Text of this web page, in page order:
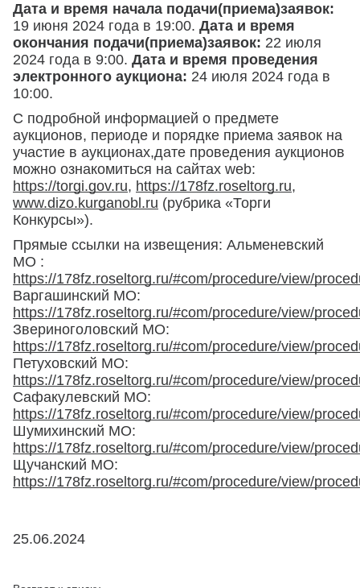
Дата и время начала подачи(приема)заявок:
19 июня 2024 года в 19:00. Дата и время
окончания подачи(приема)заявок: 22 июля
2024 года в 9:00. Дата и время проведения
электронного аукциона: 24 июля 2024 года в
10:00.
С подробной информацией о предмете
аукционов, периоде и порядке приема заявок на
участие в аукционах,дате проведения аукционов
можно ознакомиться на сайтах web:
https://torgi.gov.ru, https://178fz.roseltorg.ru,
www.dizo.kurganobl.ru (рубрика «Торги
Конкурсы»).
Прямые ссылки на извещения: Альменевский
МО :
https://178fz.roseltorg.ru/#com/procedure/view/
Варгашинский МО:
https://178fz.roseltorg.ru/#com/procedure/view/
Звериноголовский МО:
https://178fz.roseltorg.ru/#com/procedure/view/
Петуховский МО:
https://178fz.roseltorg.ru/#com/procedure/view/
Сафакулевский МО:
https://178fz.roseltorg.ru/#com/procedure/view/
Шумихинский МО:
https://178fz.roseltorg.ru/#com/procedure/view/
Щучанский МО:
https://178fz.roseltorg.ru/#com/procedure/view/
25.06.2024